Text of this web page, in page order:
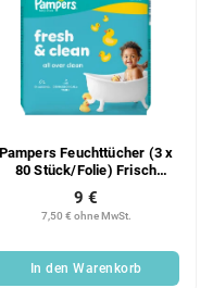
Pampers Feuchttücher (3 x
80 Stück/Folie) Frisch
7,50 € ohne MwSt.
9 €
In den Warenkorb